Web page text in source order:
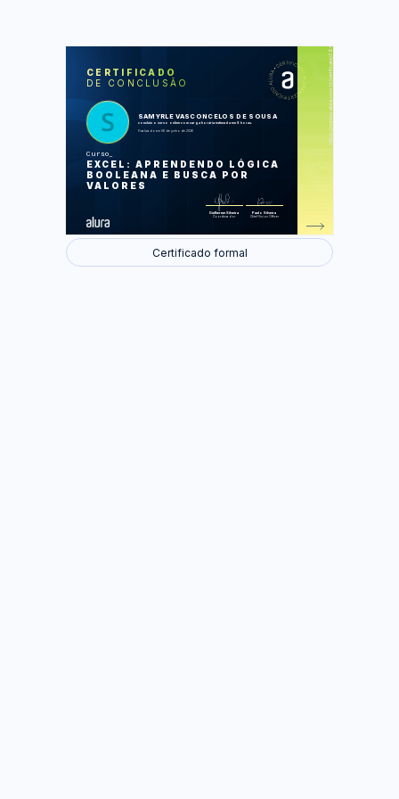
CERTIFICADO
DE CONCLUSÃO
SAMYRLE VASCONCELOS DE SOUSA
concluiu o curso online com carga horária estimada em 8 horas.
Finalizado em 08 de junho de 2026
Curso
EXCEL: APRENDENDO LÓGICA
BOOLEANA E BUSCA POR
VALORES
Guilherme Silveira
Coordenador
Paulo Silveira
Chief Vision Officer
https://cursos.alura.com.br/certificate/394ccc70-2cf3-4592-aa70-691aaf671864
LAS
Funções de pesquisa e referência
Trabalhando com lógica
Testes lógicos
Certificado formal